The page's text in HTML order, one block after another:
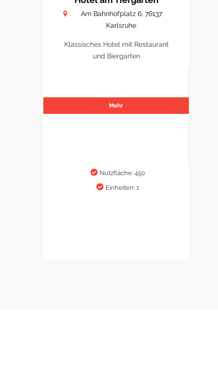
Am Bahnhofplatz 6, 76137
Karlsruhe
Klassisches Hotel mit Restaurant
und Biergarten
Mehr
Nutzfläche: 450
Einheiten: 1